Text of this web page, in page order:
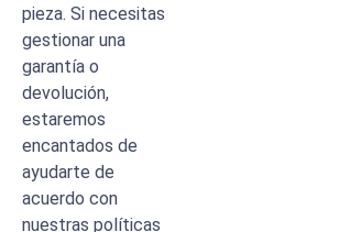
pieza. Si necesitas
gestionar una
garantía o
devolución,
estaremos
encantados de
ayudarte de
acuerdo con
nuestras políticas